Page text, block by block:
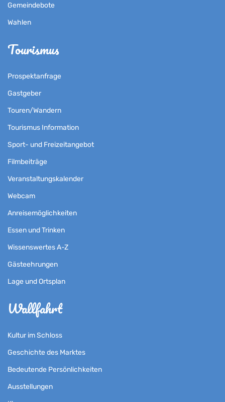
Gemeindebote
Wahlen
Tourismus
Prospektanfrage
Gastgeber
Touren/Wandern
Tourismus Information
Sport- und Freizeitangebot
Filmbeiträge
Veranstaltungskalender
Webcam
Anreisemöglichkeiten
Essen und Trinken
Wissenswertes A-Z
Gästeehrungen
Lage und Ortsplan
Wallfahrt
Kultur im Schloss
Geschichte des Marktes
Bedeutende Persönlichkeiten
Ausstellungen